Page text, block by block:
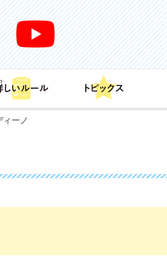
び方商品情報 カードリスト
ィーノ